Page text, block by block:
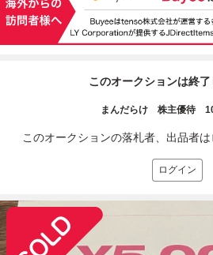
このオークションは終
まんだらけ 株主優待
このオークションの落札者、出品者は
ログイン